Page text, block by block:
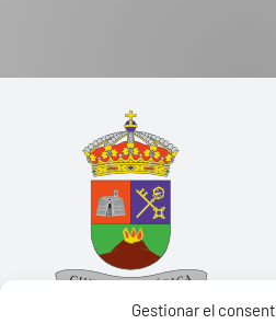
Gestionar el